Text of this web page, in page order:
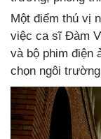
Một điểm thú vị
việc ca sĩ Đàm
và bộ phim điện
chọn ngôi